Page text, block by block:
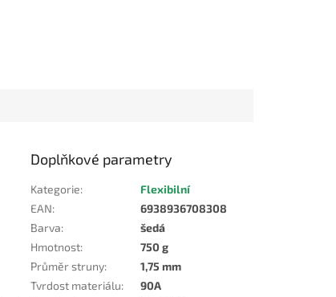
Doplňkové parametry
Kategorie:
Flexibilní
EAN:
6938936708308
Barva:
šedá
Hmotnost:
750 g
Průměr struny:
1,75 mm
Tvrdost materiálu:
90A